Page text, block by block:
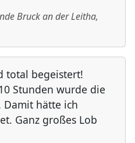
Bruck an der Leitha,
total begeistert!
Stunden wurde die
hätte ich
Ganz großes Lob